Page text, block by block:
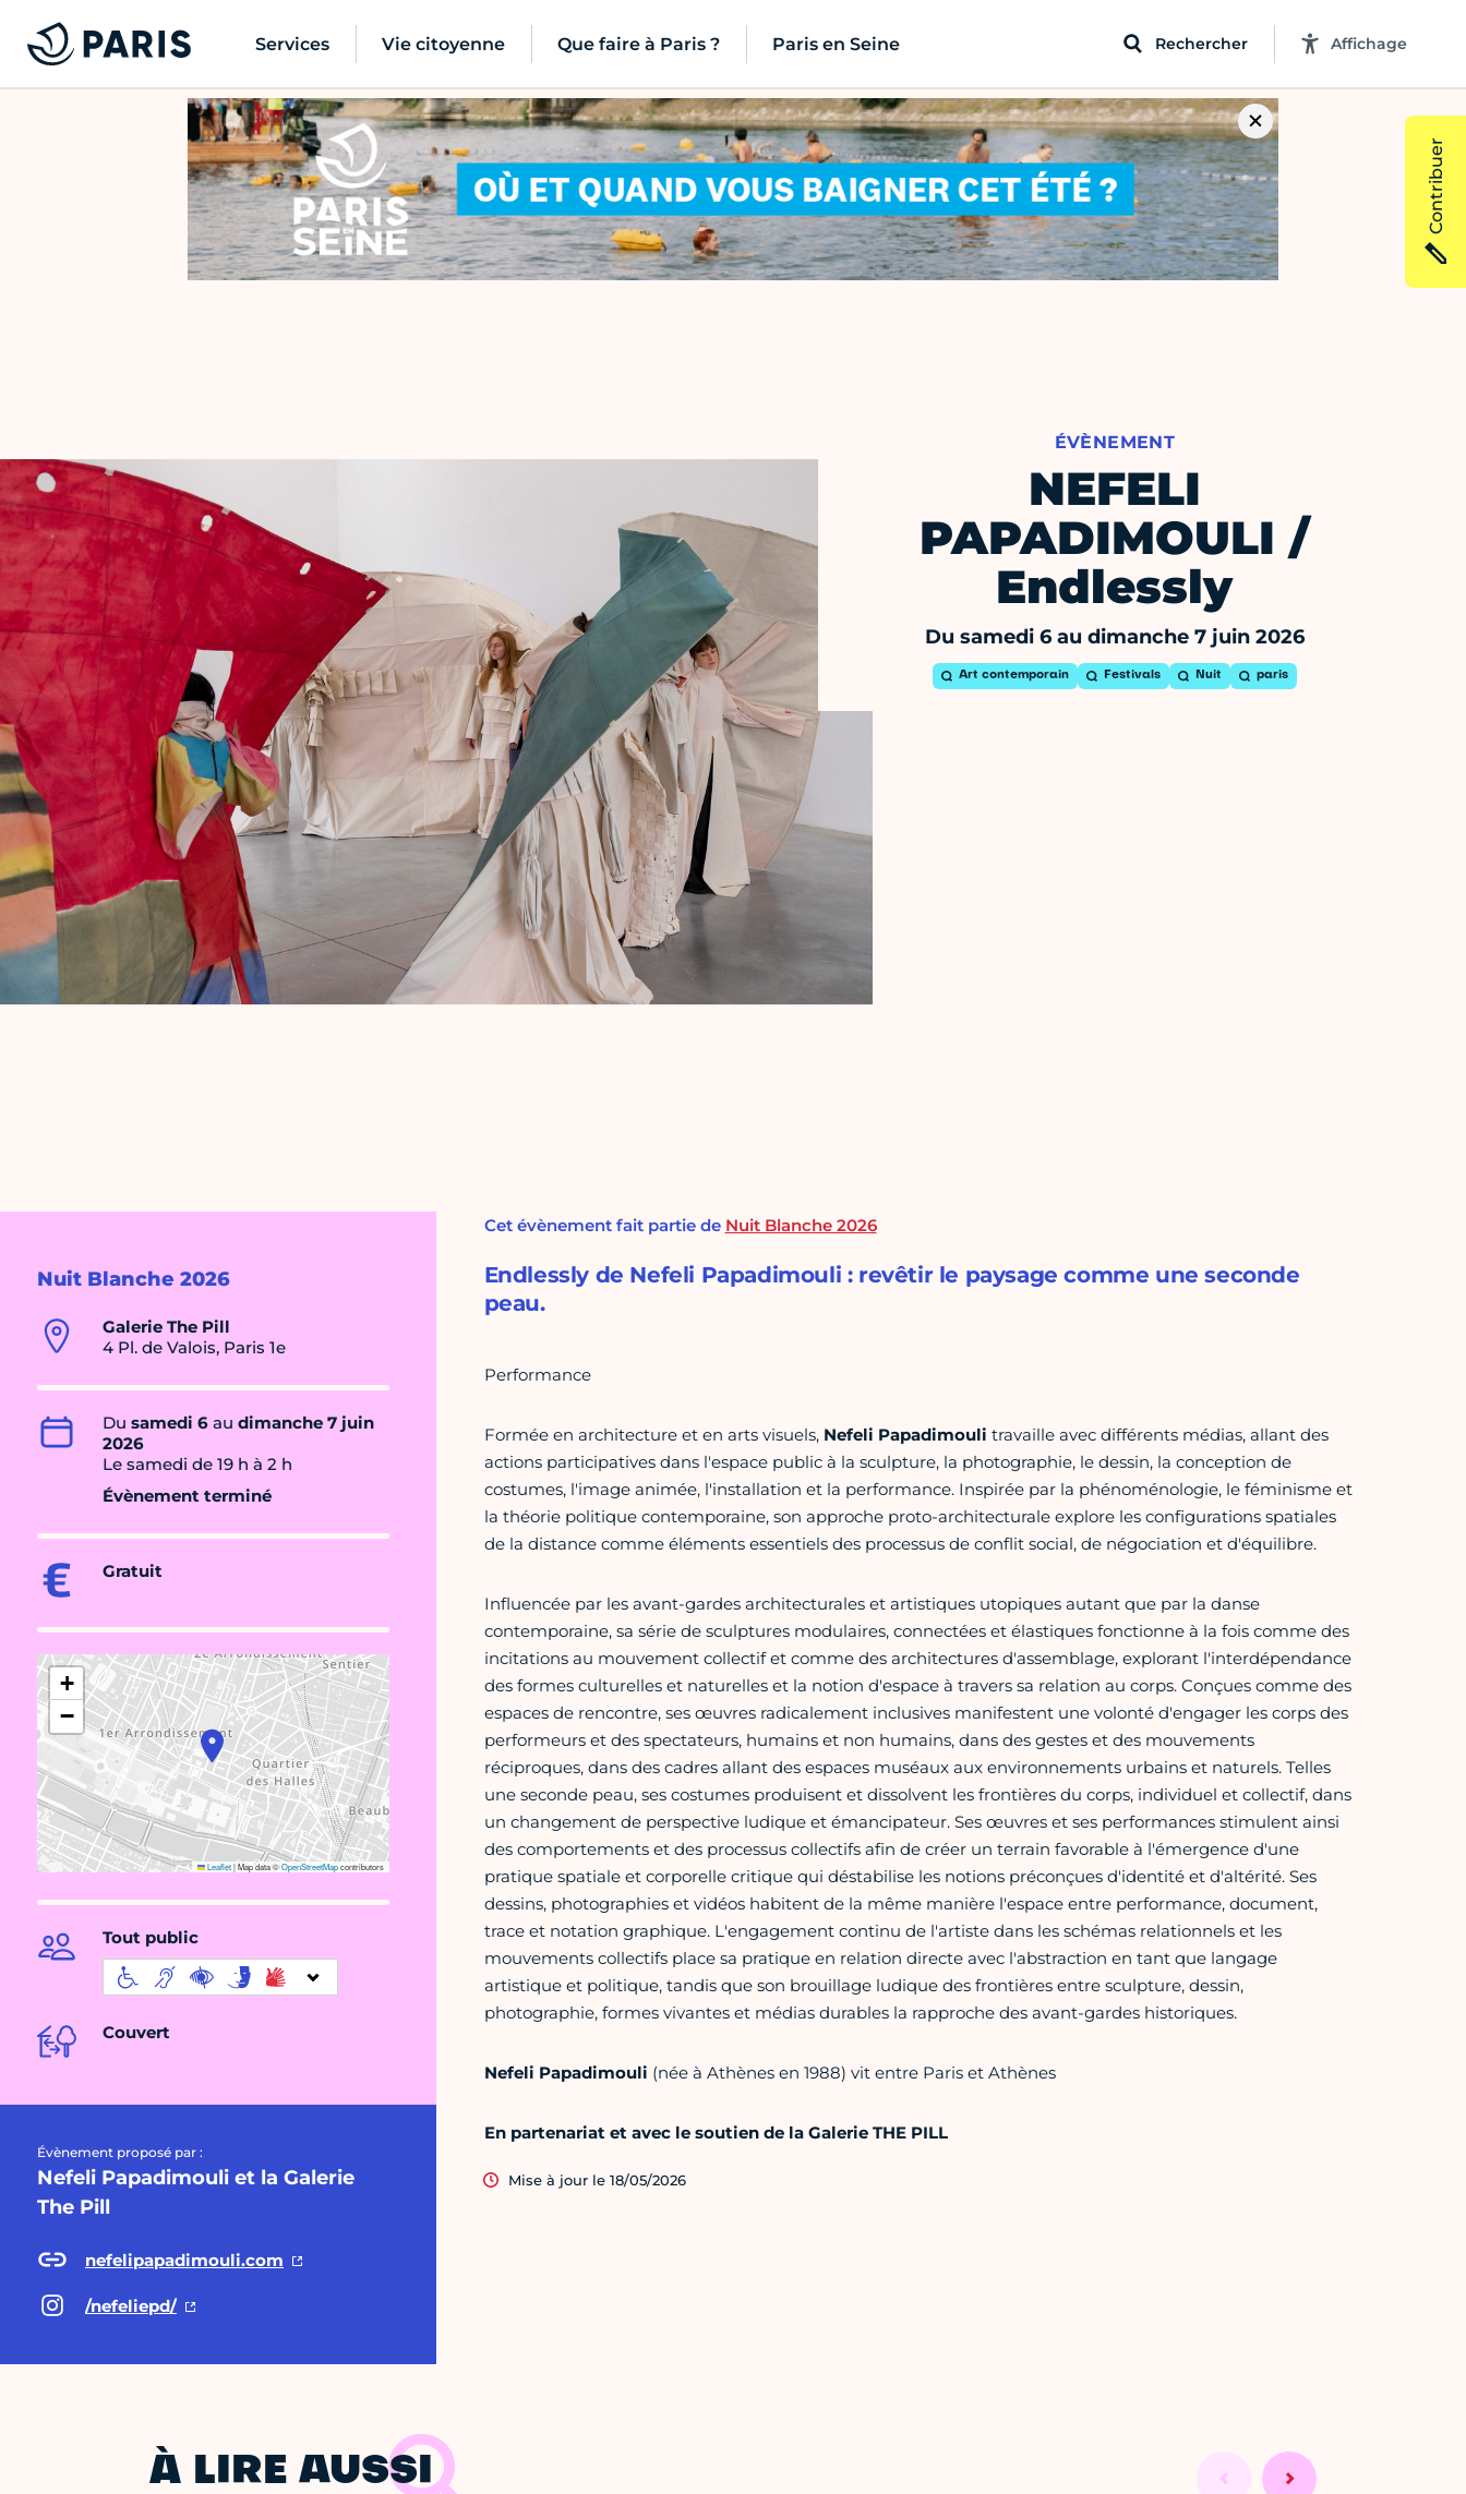
Services Vie citoyenne Que faire à Paris ? Paris en Seine Rechercher Affichage
ÉVÈNEMENT
NEFELI
PAPADIMOULI /
Endlessly
Du samedi 6 au dimanche 7 juin 2026
Art contemporain Festivals Nuit paris
Nuit Blanche 2026
Galerie The Pill
4 Pl. de Valois, Paris 1e
Du samedi 6 au dimanche 7 juin
2026
Le samedi de 19 h à 2 h
Évènement terminé
Gratuit
+
−
Leaflet|Map data ©OpenStreetMapcontributors
Tout public
Couvert
Évènement proposé par :
Nefeli Papadimouli et la Galerie
The Pill
nefelipapadimouli.com
/nefeliepd/
Cet évènement fait partie de Nuit Blanche 2026
Endlessly de Nefeli Papadimouli : revêtir le paysage comme une seconde
peau.
Performance
Formée en architecture et en arts visuels, Nefeli Papadimouli travaille avec différents médias, allant des
actions participatives dans l'espace public à la sculpture, la photographie, le dessin, la conception de
costumes, l'image animée, l'installation et la performance. Inspirée par la phénoménologie, le féminisme et
la théorie politique contemporaine, son approche proto-architecturale explore les configurations spatiales
de la distance comme éléments essentiels des processus de conflit social, de négociation et d'équilibre.
Influencée par les avant-gardes architecturales et artistiques utopiques autant que par la danse
contemporaine, sa série de sculptures modulaires, connectées et élastiques fonctionne à la fois comme des
incitations au mouvement collectif et comme des architectures d'assemblage, explorant l'interdépendance
des formes culturelles et naturelles et la notion d'espace à travers sa relation au corps. Conçues comme des
espaces de rencontre, ses œuvres radicalement inclusives manifestent une volonté d'engager les corps des
performeurs et des spectateurs, humains et non humains, dans des gestes et des mouvements
réciproques, dans des cadres allant des espaces muséaux aux environnements urbains et naturels. Telles
une seconde peau, ses costumes produisent et dissolvent les frontières du corps, individuel et collectif, dans
un changement de perspective ludique et émancipateur. Ses œuvres et ses performances stimulent ainsi
des comportements et des processus collectifs afin de créer un terrain favorable à l'émergence d'une
pratique spatiale et corporelle critique qui déstabilise les notions préconçues d'identité et d'altérité. Ses
dessins, photographies et vidéos habitent de la même manière l'espace entre performance, document,
trace et notation graphique. L'engagement continu de l'artiste dans les schémas relationnels et les
mouvements collectifs place sa pratique en relation directe avec l'abstraction en tant que langage
artistique et politique, tandis que son brouillage ludique des frontières entre sculpture, dessin,
photographie, formes vivantes et médias durables la rapproche des avant-gardes historiques.
Nefeli Papadimouli (née à Athènes en 1988) vit entre Paris et Athènes
En partenariat et avec le soutien de la Galerie THE PILL
Mise à jour le 18/05/2026
À LIRE AUSSI
Contribuer